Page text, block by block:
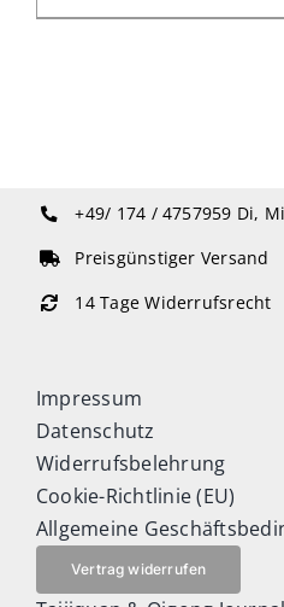
+49/ 174 / 4757959 Di,
Preisgünstiger Versand
14 Tage Widerrufsrecht
Impressum
Datenschutz
Widerrufsbelehrung
Cookie-Richtlinie (EU)
Allgemeine
Vertrag widerrufen